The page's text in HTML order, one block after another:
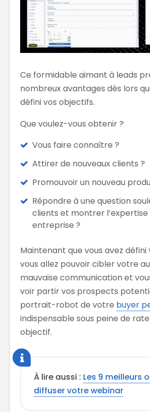
Ce formidable aimant à leads
nombreux avantages dès lors
défini vos objectifs.
Que voulez-vous obtenir ?
Vous faire connaître ?
Attirer de nouveaux clients ?
Promouvoir un nouveau
Répondre à une question
clients et montrer
entreprise ?
Maintenant que vous avez défini
vous allez pouvoir cibler votre
mauvaise communication et
voir partir vos prospects
portrait-robot de votre buyer
indispensable sous peine de
objectif.
À lire aussi : Les 9 meilleurs
diffuser votre webinar